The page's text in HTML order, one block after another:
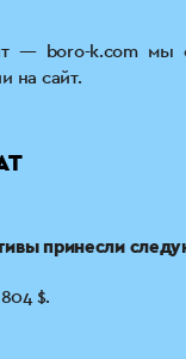
— boro-k.com мы
на сайт.
принесли
$.